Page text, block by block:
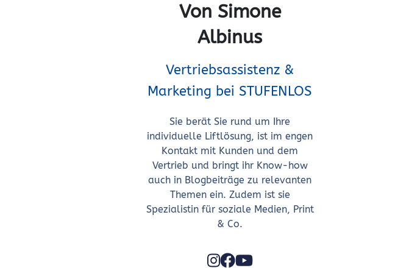
Von Simone
Albinus
Vertriebsassistenz &
Marketing bei STUFENLOS
Sie berät Sie rund um Ihre
individuelle Liftlösung, ist im engen
Kontakt mit Kunden und dem
Vertrieb und bringt ihr Know-how
auch in Blogbeiträge zu relevanten
Themen ein. Zudem ist sie
Spezialistin für soziale Medien, Print
& Co.